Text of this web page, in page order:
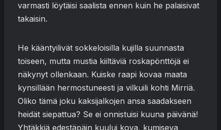
varmasti löytäisi saalista ennen kuin he palaisivat
takaisin.
He kääntyilivät sokkeloisilla kujilla suunnasta
toiseen, mutta mustia kiiltäviä roskapönttöjä ei
näkynyt ollenkaan. Kuiske raapi kovaa maata
kynsillään hermostuneesti ja vilkuili kohti Mirriä.
Oliko tämä joku kaksijalkojen ansa saadakseen
heidät siepattua? Se ei onnistuisi kuuna päivänä!
Yhtäkkiä edestäpäin kuului kova, kumiseva